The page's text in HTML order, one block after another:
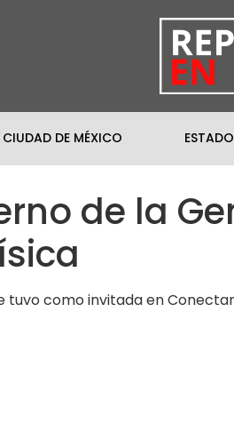
CIUDAD DE MÉXICO
de la
tuvo como invitada en